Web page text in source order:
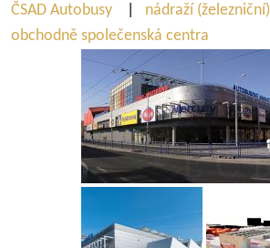
ČSAD Autobusy
nádraží (železniční)
obchodně společenská centra